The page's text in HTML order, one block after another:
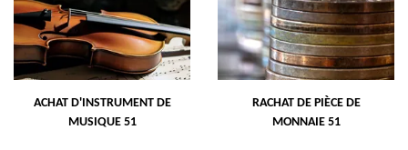
ACHAT D'INSTRUMENT DE
MUSIQUE 51
RACHAT DE PIÈCE DE
MONNAIE 51